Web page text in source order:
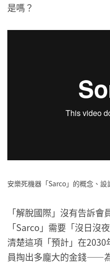
是嗎？
安樂死機器「Sarco」的概念、設
「解脫國際」沒有告訴會
「Sarco」需要「沒日沒
清楚這項「預計」在
員掏出多龐大的金錢——